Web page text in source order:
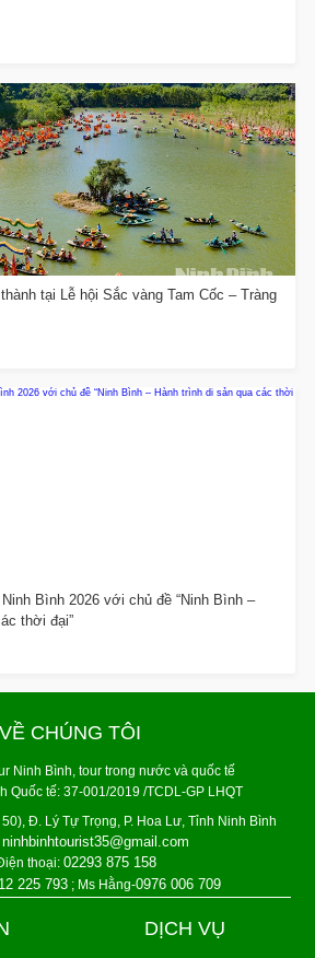
tại Lễ hội Sắc vàng Tam Cốc – Tràng
Bình 2026 với chủ đề “Ninh Bình –
thời đại”
VỀ CHÚNG TÔI
Ninh Bình, tour trong nước và quốc tế
Quốc tế: 37-001/2019 /TCDL-GP LHQT
Đ. Lý Tự Trọng, P. Hoa Lư, Tỉnh Ninh Bình
ninhbinhtourist35@gmail.com
thoại: 02293 875 158
225 793 ; Ms Hằng-0976 006 709
DỊCH VỤ